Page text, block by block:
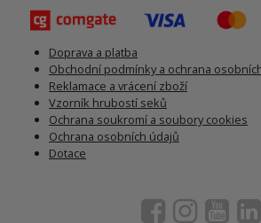
Doprava a platba
Obchodní podmínky a ochrana
Reklamace a vrácení zboží
Vzorník hrubostí seků
Ochrana soukromí a soubory cookies
Ochrana osobních údajů
Dotace